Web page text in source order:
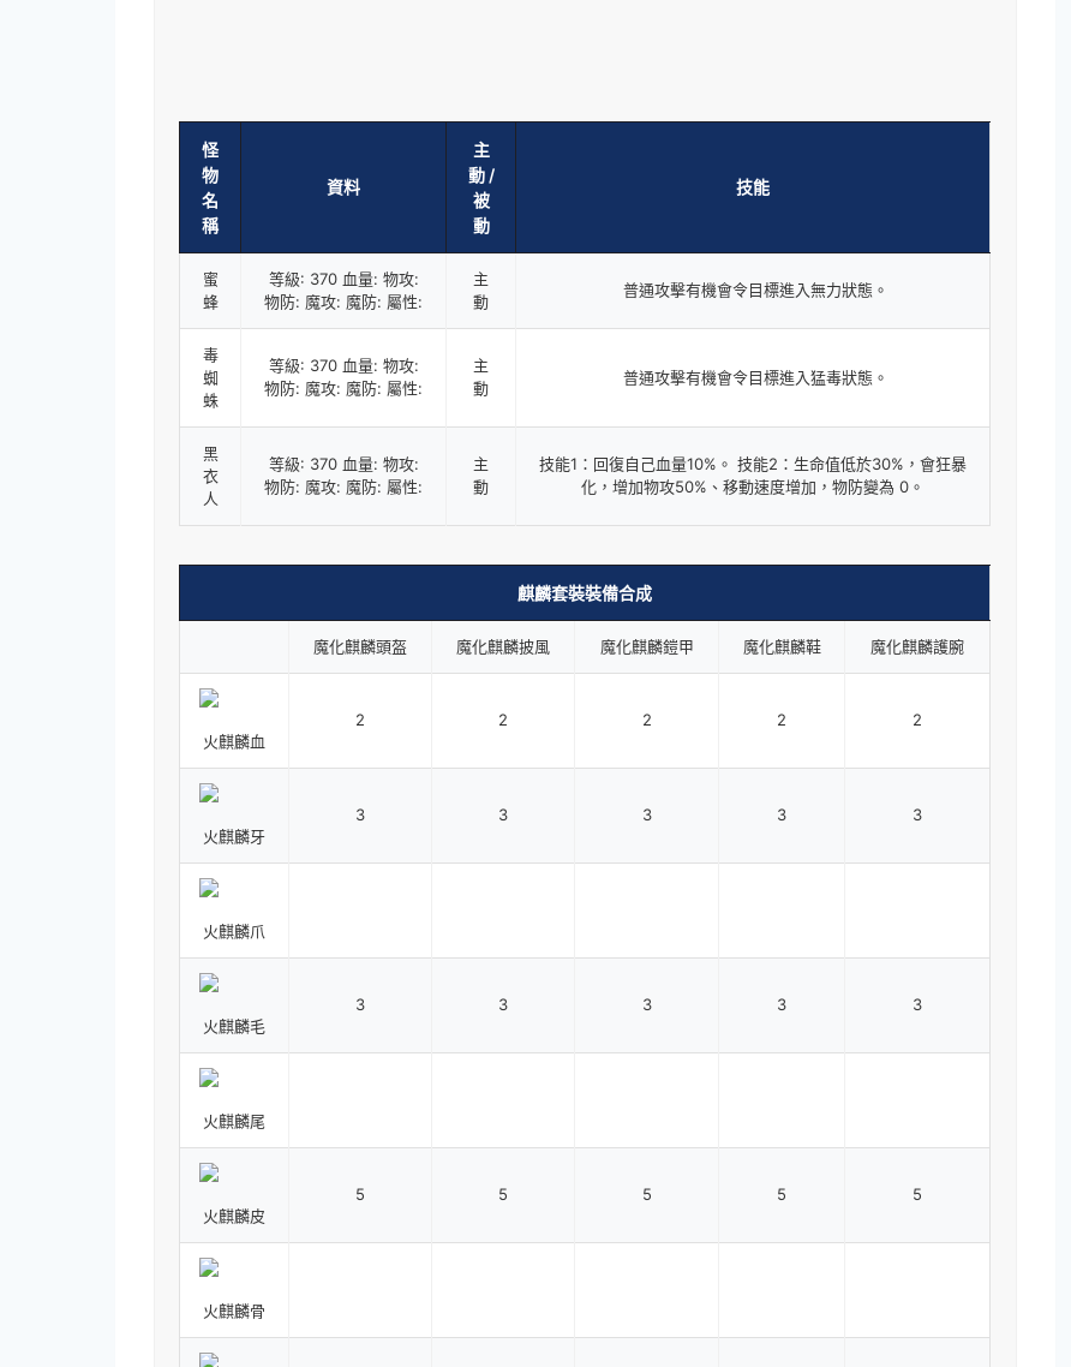
怪
物
名
稱
資料
主
動 /
被
動
技能
蜜
蜂
等級: 370 血量: 物攻:
物防: 魔攻: 魔防: 屬性:
主
動
普通攻擊有機會令目標進入無力狀態。
毒
蜘
蛛
等級: 370 血量: 物攻:
物防: 魔攻: 魔防: 屬性:
主
動
普通攻擊有機會令目標進入猛毒狀態。
黑
衣
人
等級: 370 血量: 物攻:
物防: 魔攻: 魔防: 屬性:
主
動
技能1：回復自己血量10%。 技能2：生命值低於30%，會狂暴
化，增加物攻50%、移動速度增加，物防變為 0。
麒麟套裝裝備合成
魔化麒麟頭盔 魔化麒麟披風 魔化麒麟鎧甲 魔化麒麟鞋 魔化麒麟護腕
火麒麟血
2 2 2 2 2
火麒麟牙
3 3 3 3 3
火麒麟爪
火麒麟毛
3 3 3 3 3
火麒麟尾
火麒麟皮
5 5 5 5 5
火麒麟骨